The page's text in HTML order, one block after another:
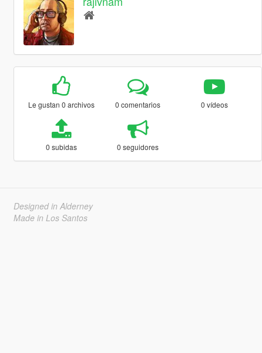
Le gustan 0 archivos 0 comentarios 0 vídeos
0 subidas 0 seguidores
Designed in Alderney
Made in Los Santos